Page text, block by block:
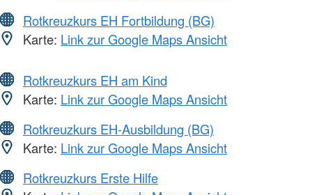
Rotkreuzkurs EH Fortbildung (BG)
Karte: Link zur Google Maps Ansicht
Rotkreuzkurs EH am Kind
Karte: Link zur Google Maps Ansicht
Rotkreuzkurs EH-Ausbildung (BG)
Karte: Link zur Google Maps Ansicht
Rotkreuzkurs Erste Hilfe